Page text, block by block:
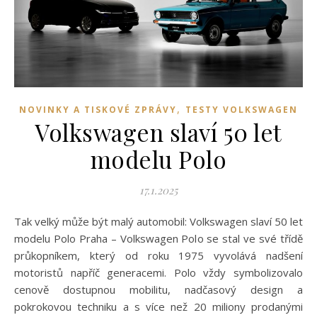
NOVINKY A TISKOVÉ ZPRÁVY, TESTY VOLKSWAGEN
Volkswagen slaví 50 let
modelu Polo
17.1.2025
Tak velký může být malý automobil: Volkswagen slaví 50 let
modelu Polo Praha – Volkswagen Polo se stal ve své třídě
průkopníkem, který od roku 1975 vyvolává nadšení
motoristů napříč generacemi. Polo vždy symbolizovalo
cenově dostupnou mobilitu, nadčasový design a
pokrokovou techniku a s více než 20 miliony prodanými